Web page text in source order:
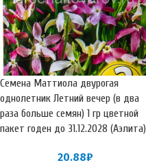
Семена Маттиола двурогая
однолетник Летний вечер (в два
раза больше семян) 1 гр цветной
пакет годен до 31.12.2028 (Аэлита)
20.88₽